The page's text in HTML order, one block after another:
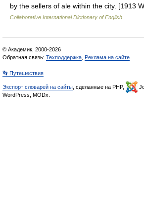
by the sellers of ale within the city. [1913
Collaborative International Dictionary of English
© Академик, 2000-2026
Обратная связь: Техподдержка Реклама на сайте
👣 Путешествия
Экспорт словарей на сайты , сделанные на PHP,
WordPress, MODx.